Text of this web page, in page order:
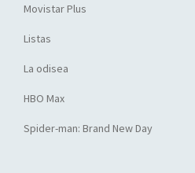
Movistar Plus
Listas
La odisea
HBO Max
Spider-man: Brand New Day